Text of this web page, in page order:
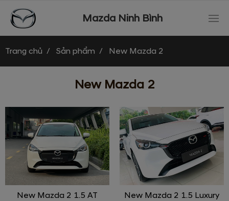
Mazda Ninh Bình
Trang chủ Sản phẩm New Mazda 2
New Mazda 2
New Mazda 2 1.5 AT New Mazda 2 1.5 Luxury